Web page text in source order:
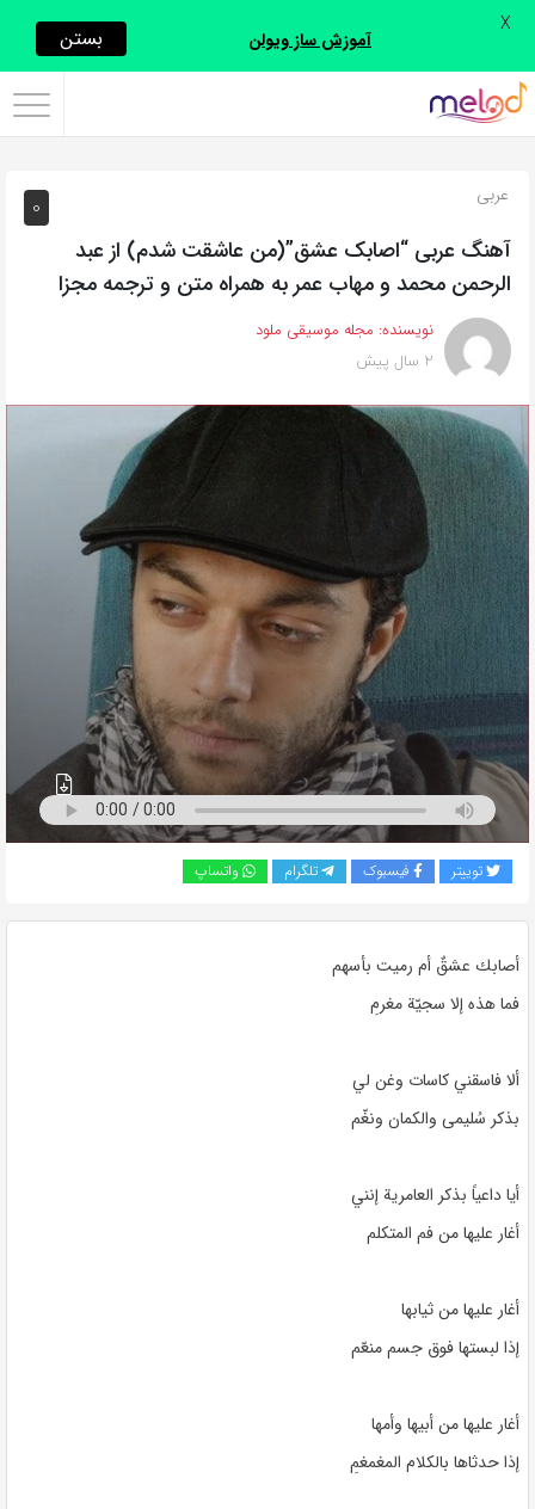
اشتراک
با
روش‌های
زیر
این
صفحه
را
با
دوستان
خود
به
اشتراک
بگذارید.
کپی
0 عربی
آهنگ عربی “اصابک عشق”(من عاشقت شدم) از عبد
الرحمن محمد و مهاب عمر به همراه متن و ترجمه مجزا
نویسنده: مجله موسیقی ملود
2 سال پیش
توییتر فیسبوک تلگرام واتساپ
أصابك عشقٌ أم رميت بأسهم
فما هذه إلا سجيّة مغرمِ
ألا فاسقني كاسات وغن لي
بذكر سُليمى والكمان ونغّم
أيا داعياً بذكر العامرية إنني
أغار عليها من فم المتكلم
أغار عليها من ثيابها
إذا لبستها فوق جسم منعّم
أغار عليها من أبيها وأمها
إذا حدثاها بالكلام المغمغمِ
آموزش ساز ویولن بستن X